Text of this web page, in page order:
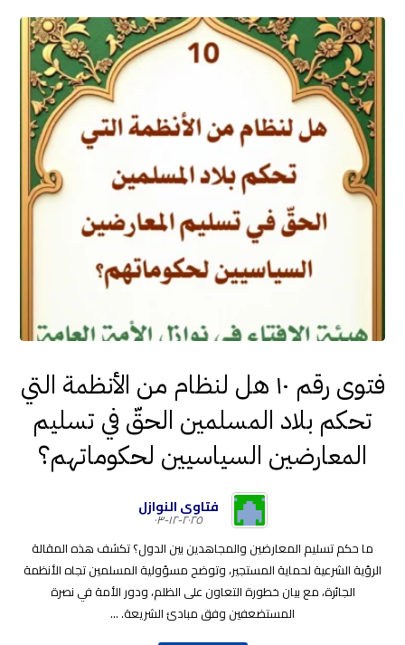
فتوى رقم ١٠ هل لنظام من الأنظمة التي
تحكم بلاد المسلمين الحقّ في تسليم
المعارضين السياسيين لحكوماتهم؟
فتاوى النوازل
٢٠٢٥-١٢-٠٣
ما حكم تسليم المعارضين والمجاهدين بين الدول؟ تكشف هذه المقالة
الرؤية الشرعية لحماية المستجير، وتوضح مسؤولية المسلمين تجاه الأنظمة
الجائرة، مع بيان خطورة التعاون على الظلم، ودور الأمة في نصرة
المستضعفين وفق مبادئ الشريعة. ...